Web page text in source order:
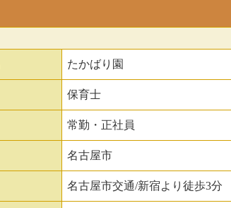
たかばり園
保育士
常勤・正社員
名古屋市
名古屋市交通/新宿より徒歩3分